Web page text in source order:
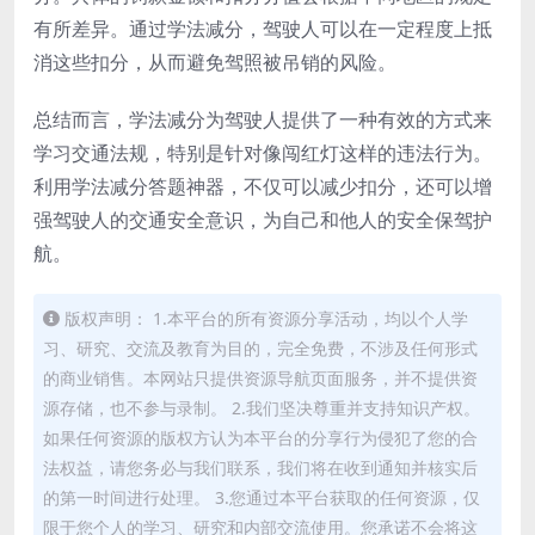
有所差异。通过学法减分，驾驶人可以在一定程度上抵
消这些扣分，从而避免驾照被吊销的风险。
总结而言，学法减分为驾驶人提供了一种有效的方式来
学习交通法规，特别是针对像闯红灯这样的违法行为。
利用学法减分答题神器，不仅可以减少扣分，还可以增
强驾驶人的交通安全意识，为自己和他人的安全保驾护
航。
版权声明： 1.本平台的所有资源分享活动，均以个人学
习、研究、交流及教育为目的，完全免费，不涉及任何形式
的商业销售。本网站只提供资源导航页面服务，并不提供资
源存储，也不参与录制。 2.我们坚决尊重并支持知识产权。
如果任何资源的版权方认为本平台的分享行为侵犯了您的合
法权益，请您务必与我们联系，我们将在收到通知并核实后
的第一时间进行处理。 3.您通过本平台获取的任何资源，仅
限于您个人的学习、研究和内部交流使用。您承诺不会将这